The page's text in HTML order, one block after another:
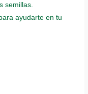
semillas.
ayudarte en tu